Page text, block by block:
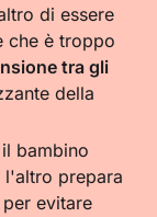
di essere
che è troppo
tra gli
della
bambino
l'altro prepara
evitare